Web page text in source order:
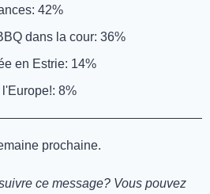
42%
dans la cour: 36%
en Estrie: 14%
8%
prochaine.